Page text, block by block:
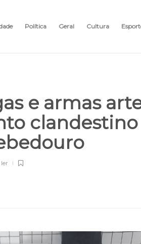
Política Geral Cultura
e armas
ler